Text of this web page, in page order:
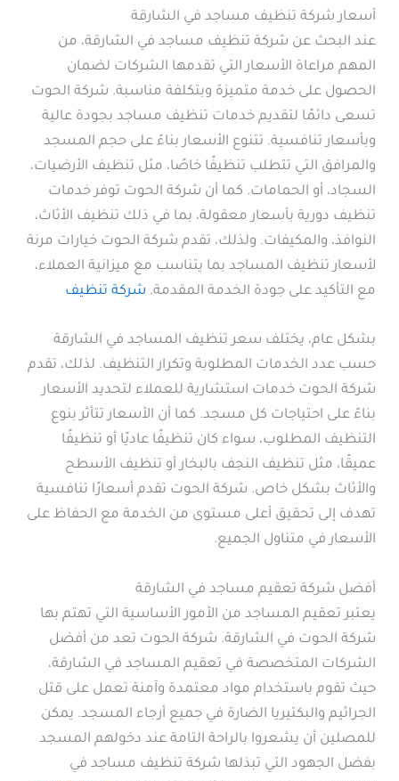
أسعار شركة تنظيف مساجد في الشارقة
عند البحث عن شركة تنظيف مساجد في الشارقة، من
المهم مراعاة الأسعار التي تقدمها الشركات لضمان
الحصول على خدمة متميزة وبتكلفة مناسبة. شركة الحوت
تسعى دائمًا لتقديم خدمات تنظيف مساجد بجودة عالية
وبأسعار تنافسية. تتنوع الأسعار بناءً على حجم المسجد
والمرافق التي تتطلب تنظيفًا خاصًا، مثل تنظيف الأرضيات،
السجاد، أو الحمامات. كما أن شركة الحوت توفر خدمات
تنظيف دورية بأسعار معقولة، بما في ذلك تنظيف الأثاث،
النوافذ، والمكيفات. ولذلك، تقدم شركة الحوت خيارات مرنة
لأسعار تنظيف المساجد بما يتناسب مع ميزانية العملاء،
مع التأكيد على جودة الخدمة المقدمة. شركة تنظيف
بشكل عام، يختلف سعر تنظيف المساجد في الشارقة
حسب عدد الخدمات المطلوبة وتكرار التنظيف. لذلك، تقدم
شركة الحوت خدمات استشارية للعملاء لتحديد الأسعار
بناءً على احتياجات كل مسجد. كما أن الأسعار تتأثر بنوع
التنظيف المطلوب، سواء كان تنظيفًا عاديًا أو تنظيفًا
عميقًا، مثل تنظيف النجف بالبخار أو تنظيف الأسطح
والأثاث بشكل خاص. شركة الحوت تقدم أسعارًا تنافسية
تهدف إلى تحقيق أعلى مستوى من الخدمة مع الحفاظ على
الأسعار في متناول الجميع.
أفضل شركة تعقيم مساجد في الشارقة
يعتبر تعقيم المساجد من الأمور الأساسية التي تهتم بها
شركة الحوت في الشارقة. شركة الحوت تعد من أفضل
الشركات المتخصصة في تعقيم المساجد في الشارقة،
حيث تقوم باستخدام مواد معتمدة وآمنة تعمل على قتل
الجراثيم والبكتيريا الضارة في جميع أرجاء المسجد. يمكن
للمصلين أن يشعروا بالراحة التامة عند دخولهم المسجد
بفضل الجهود التي تبذلها شركة تنظيف مساجد في